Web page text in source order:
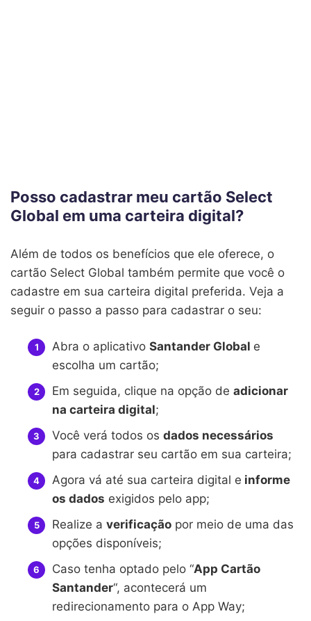
Posso cadastrar meu cartão Select
Global em uma carteira digital?
Além de todos os benefícios que ele oferece, o
cartão Select Global também permite que você o
cadastre em sua carteira digital preferida. Veja a
seguir o passo a passo para cadastrar o seu:
Abra o aplicativo Santander Global e
escolha um cartão;
Em seguida, clique na opção de adicionar
na carteira digital;
Você verá todos os dados necessários
para cadastrar seu cartão em sua carteira;
Agora vá até sua carteira digital e informe
os dados exigidos pelo app;
Realize a verificação por meio de uma das
opções disponíveis;
Caso tenha optado pelo “App Cartão
Santander“, acontecerá um
redirecionamento para o App Way;